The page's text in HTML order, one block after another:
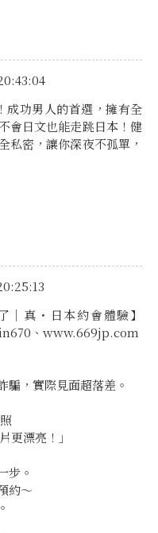
成功男人的首選，擁有全
會日文也能走跳日本！健
私密，讓你深夜不孤單，
真・日本約會體驗】
、www.669jp.com
騙，實際見面超落差。
更漂亮！」
步。
約～